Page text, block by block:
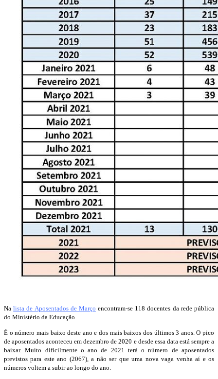
Nalista de Aposentados de Março encontram-se 118 docentes da rede pública
do Ministério da Educação.
É o número mais baixo deste ano e dos mais baixos dos últimos 3 anos. O pico
de aposentados aconteceu em dezembro de 2020 e desde essa data está sempre a
baixar. Muito dificilmente o ano de 2021 terá o número de aposentados
previstos para este ano (2067), a não ser que uma nova vaga venha aí e os
números voltem a subir ao longo do ano.